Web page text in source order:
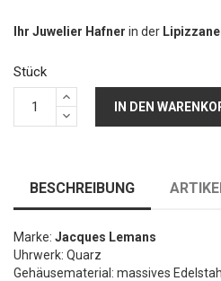
Ihr Juwelier Hafner in der
Stück
IN DEN
BESCHREIBUNG
Marke: Jacques Lemans
Uhrwerk: Quarz
Gehäusematerial: massives Edelstahl